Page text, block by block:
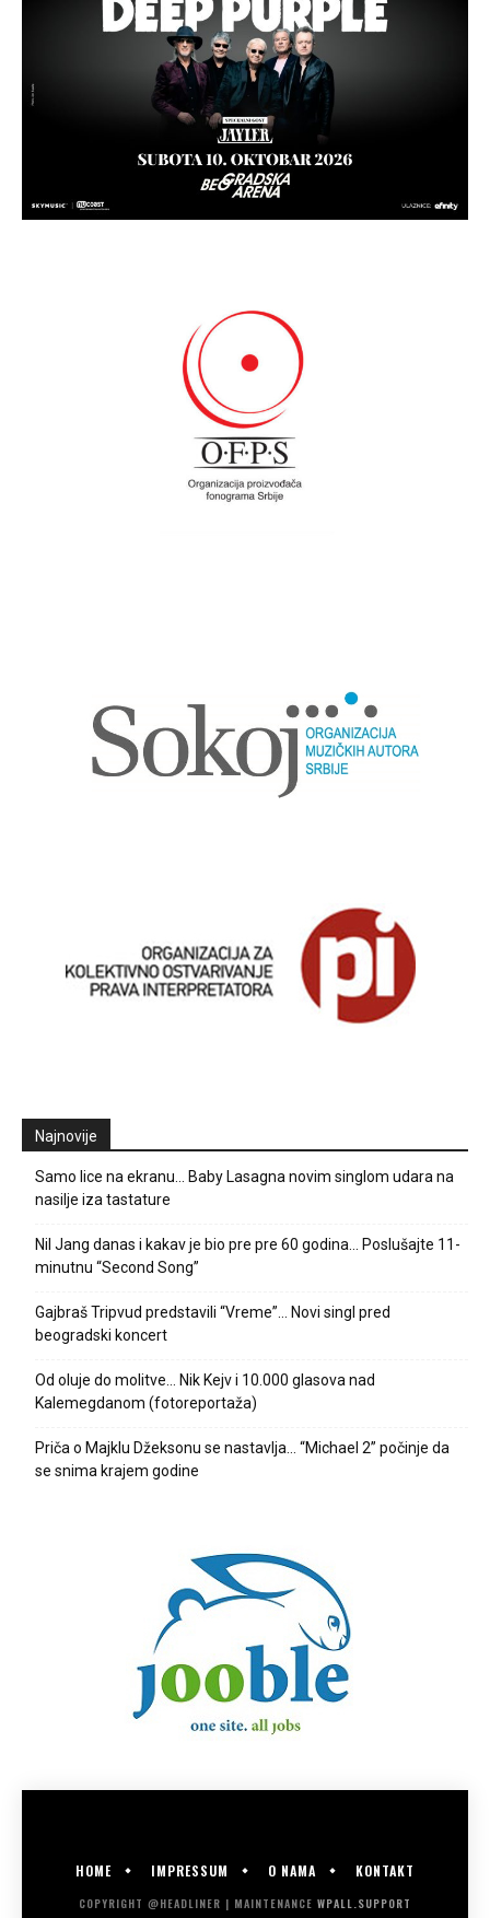
Najnovije
Samo lice na ekranu… Baby Lasagna novim singlom udara na
nasilje iza tastature
Nil Jang danas i kakav je bio pre pre 60 godina… Poslušajte 11-
minutnu “Second Song”
Gajbraš Tripvud predstavili “Vreme”… Novi singl pred
beogradski koncert
Od oluje do molitve… Nik Kejv i 10.000 glasova nad
Kalemegdanom (fotoreportaža)
Priča o Majklu Džeksonu se nastavlja… “Michael 2” počinje da
se snima krajem godine
HOME IMPRESSUM O NAMA KONTAKT
COPYRIGHT @HEADLINER | MAINTENANCE WPALL.SUPPORT